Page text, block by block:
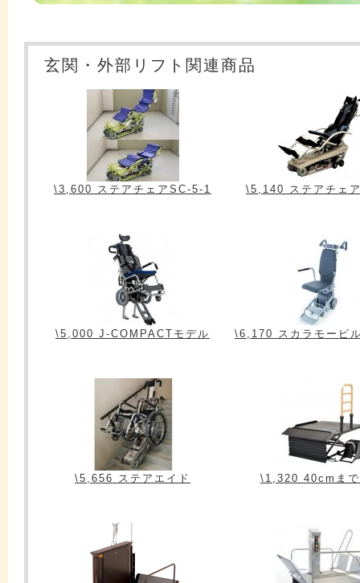
玄関・外部リフト関連商品
\3,600 ステアチェアSC-5-1 \5,140 ステアチェ
\5,000 J-COMPACTモデル \6,170 スカラモービ
\5,656 ステアエイド \1,320 40cmま